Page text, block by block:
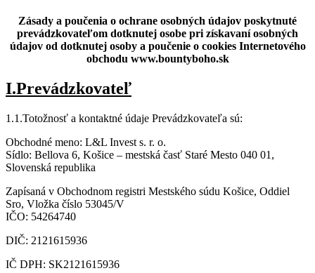
Zásady a poučenia o ochrane osobných údajov poskytnuté
prevádzkovateľom dotknutej osobe pri získavaní osobných
údajov od dotknutej osoby a poučenie o cookies Internetového
obchodu www.bountyboho.sk
I.Prevádzkovateľ
1.1.Totožnosť a kontaktné údaje Prevádzkovateľa sú:
Obchodné meno: L&L Invest s. r. o.
Sídlo: Bellova 6, Košice – mestská časť Staré Mesto 040 01,
Slovenská republika
Zapísaná v Obchodnom registri Mestského súdu Košice, Oddiel
Sro, Vložka číslo 53045/V
IČO: 54264740
DIČ: 2121615936
IČ DPH: SK2121615936